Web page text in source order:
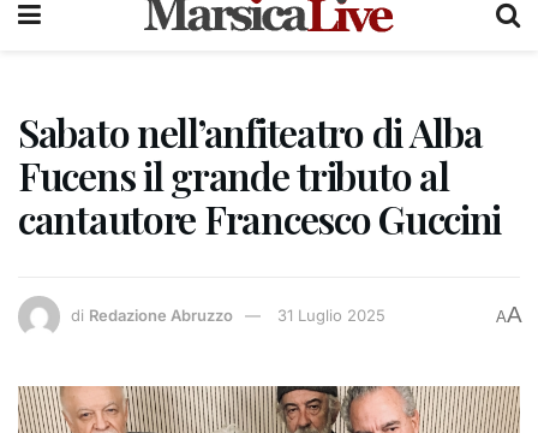
Sabato nell’anfiteatro di Alba
Fucens il grande tributo al
cantautore Francesco Guccini
di Redazione Abruzzo 31 Luglio 2025 AA